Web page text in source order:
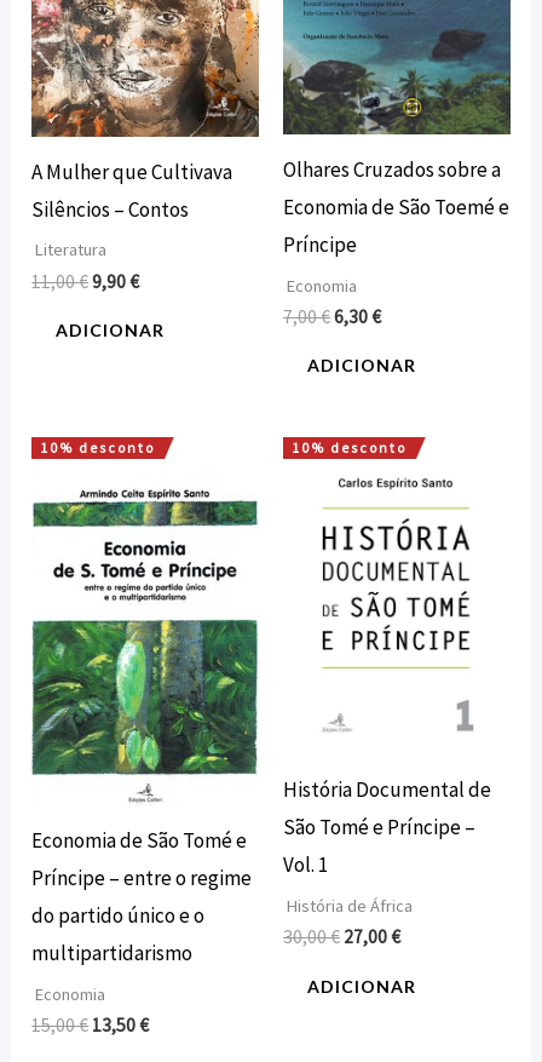
A Mulher que Cultivava
Silêncios – Contos
Literatura
11,00€9,90€
ADICIONAR
Olhares Cruzados sobre a
Economia de São Toemé e
Príncipe
Economia
7,00€6,30€
ADICIONAR
10% desconto
Economia de São Tomé e
Príncipe – entre o regime
do partido único e o
multipartidarismo
Economia
15,00€
O
original
era:
15,00 €.
13,50€
O
atual
é:
13,50 €.
10% desconto
História Documental de
São Tomé e Príncipe –
Vol. 1
História de África
30,00€
O
preço
original
era:
30,00 €.
27,00€
O
preço
atual
é:
27,00 €.
ADICIONAR